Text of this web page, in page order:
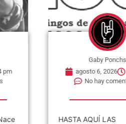
Gaby Ponchs
agosto 6, 2026
6:41 pm
No hay comentarios
HASTA AQUÍ LAS